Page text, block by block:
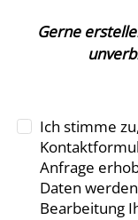
Gerne
Ich stimme
Anfrage
Daten
Bearbeitung